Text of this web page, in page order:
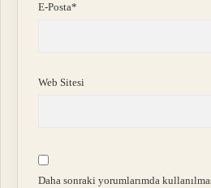
E-Posta*
Web Sitesi
Daha sonraki yorumlarımda